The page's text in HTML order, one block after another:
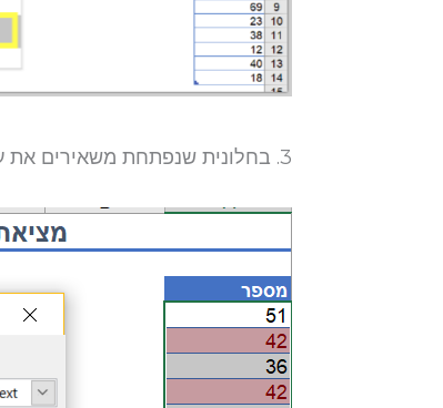
3. בחלונית שנפתחת משאירים את ערכי ברירת המחדל ולוחצים OK.